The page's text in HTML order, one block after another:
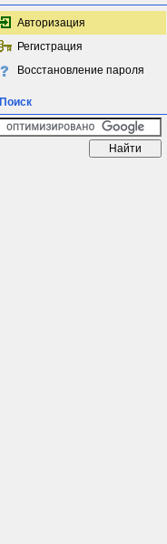
Авторизация
Регистрация
Восстановление пароля
Поиск